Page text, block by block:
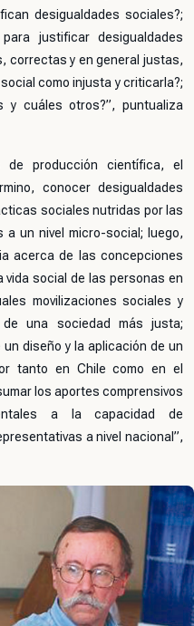
desigualdades sociales?;
justificar desigualdades
correctas y en general justas,
como injusta y criticarla?;
y cuáles otros?”, puntualiza
producción científica, el
conocer desigualdades
sociales nutridas por las
un nivel micro-social; luego,
acerca de las concepciones
social de las personas en
movilizaciones sociales y
una sociedad más justa;
diseño y la aplicación de un
tanto en Chile como en el
los aportes comprensivos
a la capacidad de
a nivel nacional”,